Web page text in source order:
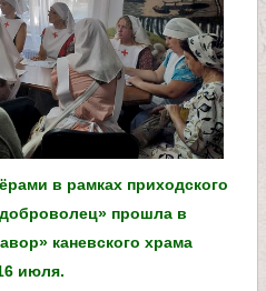
в рамках приходского
прошла в
каневского храма
июля.